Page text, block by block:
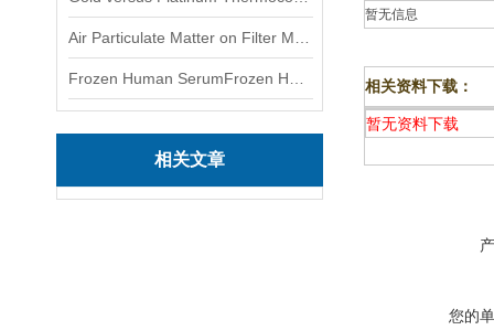
相关文章
暂无信息
相关资料下载：
暂无资料下载
您的